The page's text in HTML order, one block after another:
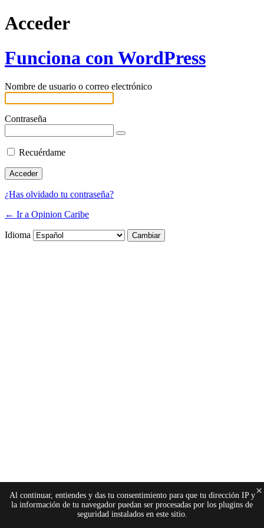
Acceder
Funciona con WordPress
Nombre de usuario o correo electrónico
Contraseña
Recuérdame
¿Has olvidado tu contraseña?
← Ir a Opinion Caribe
Idioma
Al continuar, entiendes y das tu consentimiento para que tu dirección IP y
la información de tu navegador puedan ser procesadas por los plugins de
seguridad instalados en este sitio.
×